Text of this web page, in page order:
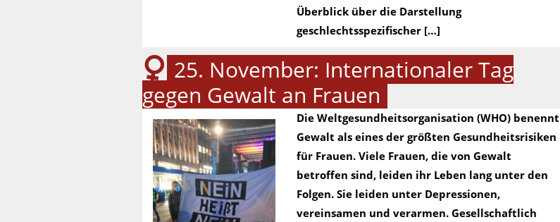
Überblick über die Darstellung
geschlechtsspezifischer […]
25. November: Internationaler Tag
gegen Gewalt an Frauen
Die Weltgesundheitsorganisation (WHO) benennt
Gewalt als eines der größten Gesundheitsrisiken
für Frauen. Viele Frauen, die von Gewalt
betroffen sind, leiden ihr Leben lang unter den
Folgen. Sie leiden unter Depressionen,
vereinsamen und verarmen. Gesellschaftlich